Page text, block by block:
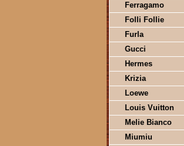
Ferragamo
Folli Follie
Furla
Gucci
Hermes
Krizia
Loewe
Louis Vuitton
Melie Bianco
Miumiu